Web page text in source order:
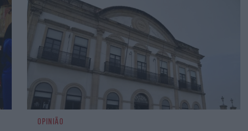
OPINIÃO